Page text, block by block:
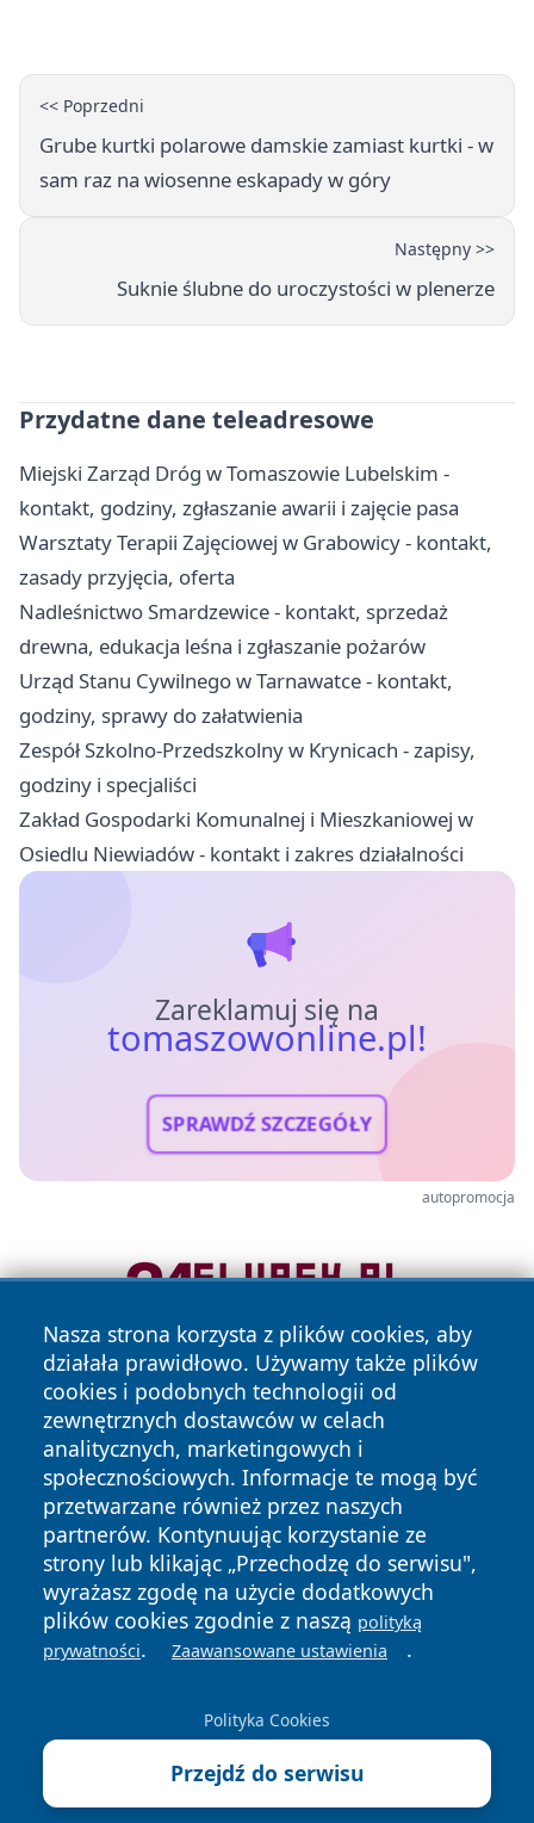
<< Poprzedni
Grube kurtki polarowe damskie zamiast kurtki - w
sam raz na wiosenne eskapady w góry
Następny >>
Suknie ślubne do uroczystości w plenerze
Przydatne dane teleadresowe
Miejski Zarząd Dróg w Tomaszowie Lubelskim -
kontakt, godziny, zgłaszanie awarii i zajęcie pasa
Warsztaty Terapii Zajęciowej w Grabowicy - kontakt,
zasady przyjęcia, oferta
Nadleśnictwo Smardzewice - kontakt, sprzedaż
drewna, edukacja leśna i zgłaszanie pożarów
Urząd Stanu Cywilnego w Tarnawatce - kontakt,
godziny, sprawy do załatwienia
Zespół Szkolno-Przedszkolny w Krynicach - zapisy,
godziny i specjaliści
Zakład Gospodarki Komunalnej i Mieszkaniowej w
Osiedlu Niewiadów - kontakt i zakres działalności
Zareklamuj się na
tomaszowonline.pl!
SPRAWDŹ SZCZEGÓŁY
autopromocja
Nasza strona korzysta z plików cookies, aby
działała prawidłowo. Używamy także plików
cookies i podobnych technologii od
zewnętrznych dostawców w celach
analitycznych, marketingowych i
społecznościowych. Informacje te mogą być
przetwarzane również przez naszych
partnerów. Kontynuując korzystanie ze
strony lub klikając „Przechodzę do serwisu",
wyrażasz zgodę na użycie dodatkowych
plików cookies zgodnie z naszą polityką
prywatności. Zaawansowane ustawienia .
Polityka Cookies
Przejdź do serwisu
Copyright © 2026 tomaszowonline.pl Wszystkie prawa
zastrzeżone.
News Autorzy
Polityka
Prywatności
Polityka
Cookies